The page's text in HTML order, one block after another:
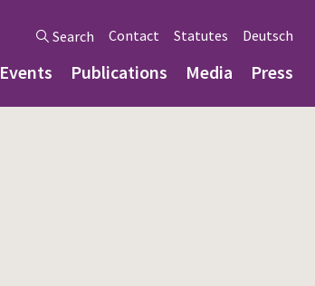
Search Contact Statutes Deutsch
Events Publications Media Press